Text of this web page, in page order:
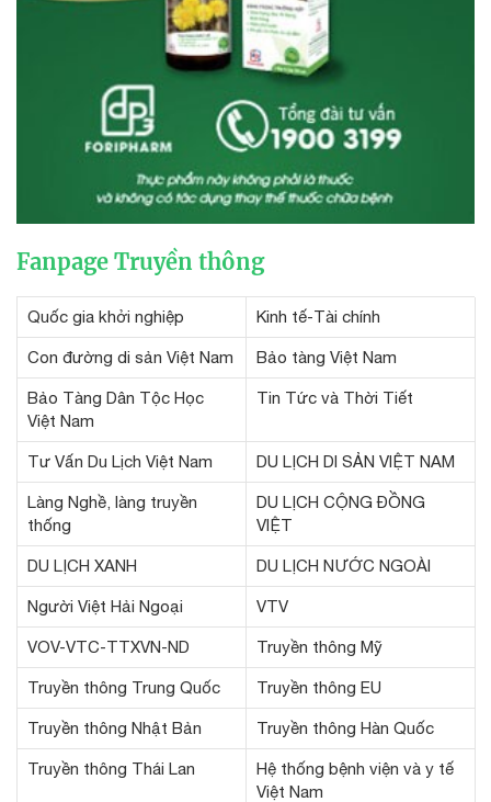
Fanpage Truyền thông
Quốc gia khởi nghiệp Kinh tế-Tài chính
Con đường di sản Việt Nam Bảo tàng Việt Nam
Bảo Tàng Dân Tộc Học
Việt Nam
Tin Tức và Thời Tiết
Tư Vấn Du Lịch Việt Nam DU LỊCH DI SẢN VIỆT NAM
Làng Nghề, làng truyền
thống
DU LỊCH CỘNG ĐỒNG
VIỆT
DU LỊCH XANH DU LỊCH NƯỚC NGOÀI
Người Việt Hải Ngoại VTV
VOV-VTC-TTXVN-ND Truyền thông Mỹ
Truyền thông Trung Quốc Truyền thông EU
Truyền thông Nhật Bản Truyền thông Hàn Quốc
Truyền thông Thái Lan
Hệ thống bệnh viện và y tế
Việt Nam